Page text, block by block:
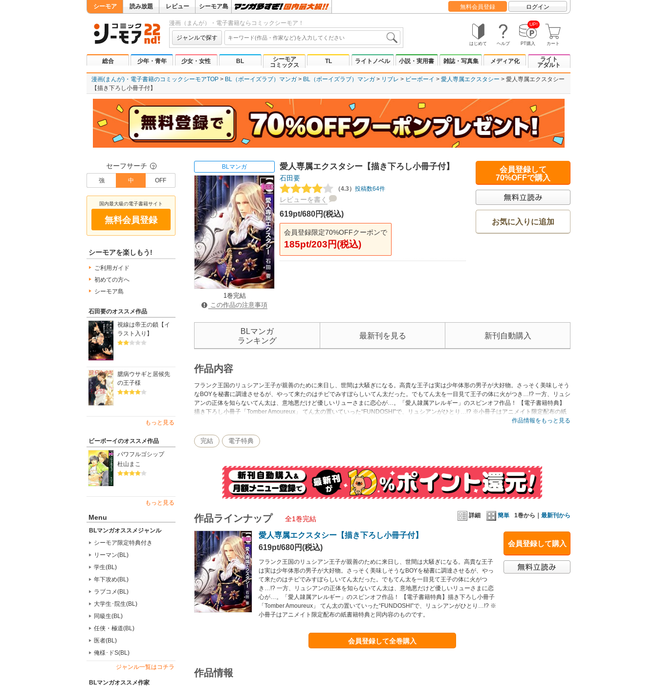
シーモア 読み放題 レビュー シーモア島 無料会員登録 ログイン
漫画（まんが）・電子書籍ならコミックシーモア！
ジャンルで探す
はじめて ヘルプ
UP!
PT購入 カート
総合 少年・青年 少女・女性 BL
シーモア
コミックス
TL ライトノベル 小説・実用書 雑誌・写真集 メディア化
ライト
アダルト
漫画(まんが)・電子書籍のコミックシーモアTOP BL（ボーイズラブ）マンガ BL（ボーイズラブ）マンガ リブレ ビーボーイ 愛人専属エクスタシー
愛人専属エクスタシー
【描き下ろし小冊子付】
セーフサーチ ？
強 中 OFF
国内最大級の電子書籍サイト
無料会員登録
シーモアを楽しもう!
ご利用ガイド
初めての方へ
シーモア島
石田要のオススメ作品
視線は帝王の鎖【イ
ラスト入り】
臆病ウサギと居候先
の王子様
もっと見る
ビーボーイのオススメ作品
パワフルゴシップ
杜山まこ
もっと見る
Menu
BLマンガオススメジャンル
シーモア限定特典付き
リーマン(BL)
学生(BL)
年下攻め(BL)
ラブコメ(BL)
大学生･院生(BL)
同級生(BL)
任侠・極道(BL)
医者(BL)
俺様･ドS(BL)
ジャンル一覧はコチラ
BLマンガオススメ作家
BLマンガ
1巻完結
この作品の注意事項
愛人専属エクスタシー【描き下ろし小冊子付】
石田要
（4.3） 投稿数64件
レビューを書く
619pt/680円(税込)
会員登録限定70%OFFクーポンで
185pt/203円(税込)
会員登録して
70%OFFで購入
お気に入りに追加
BLマンガ
ランキング
最新刊を見る 新刊自動購入
作品内容
フランク王国のリュシアン王子が親善のために来日し、世間は大騒ぎになる。高貴な王子は実は少年体形の男子が大好物。さっそく美味しそう
なBOYを秘書に調達させるが、やって来たのはチビでみすぼらしいてん太だった。でもてん太を一目見て王子の体に火がつき…!? 一方、リュシ
アンの正体を知らないてん太は、意地悪だけど優しいリューさまに恋心が…。「愛人隷属アレルギー」のスピンオフ作品！ 【電子書籍特典】
描き下ろし小冊子「Tomber Amoureux」 てん太の置いていった“FUNDOSHI”で、リュシアンがひとり…!? ※小冊子はアニメイト限定配布の紙
作品情報をもっと見る
完結 電子特典
詳細 簡単 1巻から｜ 最新刊から
作品ラインナップ 全1巻完結
会員登録して購入
愛人専属エクスタシー【描き下ろし小冊子付】
619pt/680円(税込)
フランク王国のリュシアン王子が親善のために来日し、世間は大騒ぎになる。高貴な王子
は実は少年体形の男子が大好物。さっそく美味しそうなBOYを秘書に調達させるが、やっ
て来たのはチビでみすぼらしいてん太だった。でもてん太を一目見て王子の体に火がつ
き…!? 一方、リュシアンの正体を知らないてん太は、意地悪だけど優しいリューさまに恋
心が…。「愛人隷属アレルギー」のスピンオフ作品！ 【電子書籍特典】描き下ろし小冊子
「Tomber Amoureux」 てん太の置いていった“FUNDOSHI”で、リュシアンがひとり…!? ※
小冊子はアニメイト限定配布の紙書籍特典と同内容のものです。
会員登録して全巻購入
作品情報